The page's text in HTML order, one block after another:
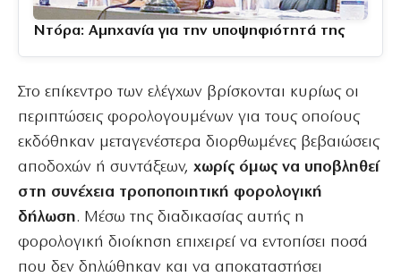
Ντόρα: Αμηχανία για την υποψηφιότητά της
Στο επίκεντρο των ελέγχων βρίσκονται κυρίως οι
περιπτώσεις φορολογουμένων για τους οποίους
εκδόθηκαν μεταγενέστερα διορθωμένες βεβαιώσεις
αποδοχών ή συντάξεων, χωρίς όμως να υποβληθεί
στη συνέχεια τροποποιητική φορολογική
δήλωση. Μέσω της διαδικασίας αυτής η
φορολογική διοίκηση επιχειρεί να εντοπίσει ποσά
που δεν δηλώθηκαν και να αποκαταστήσει